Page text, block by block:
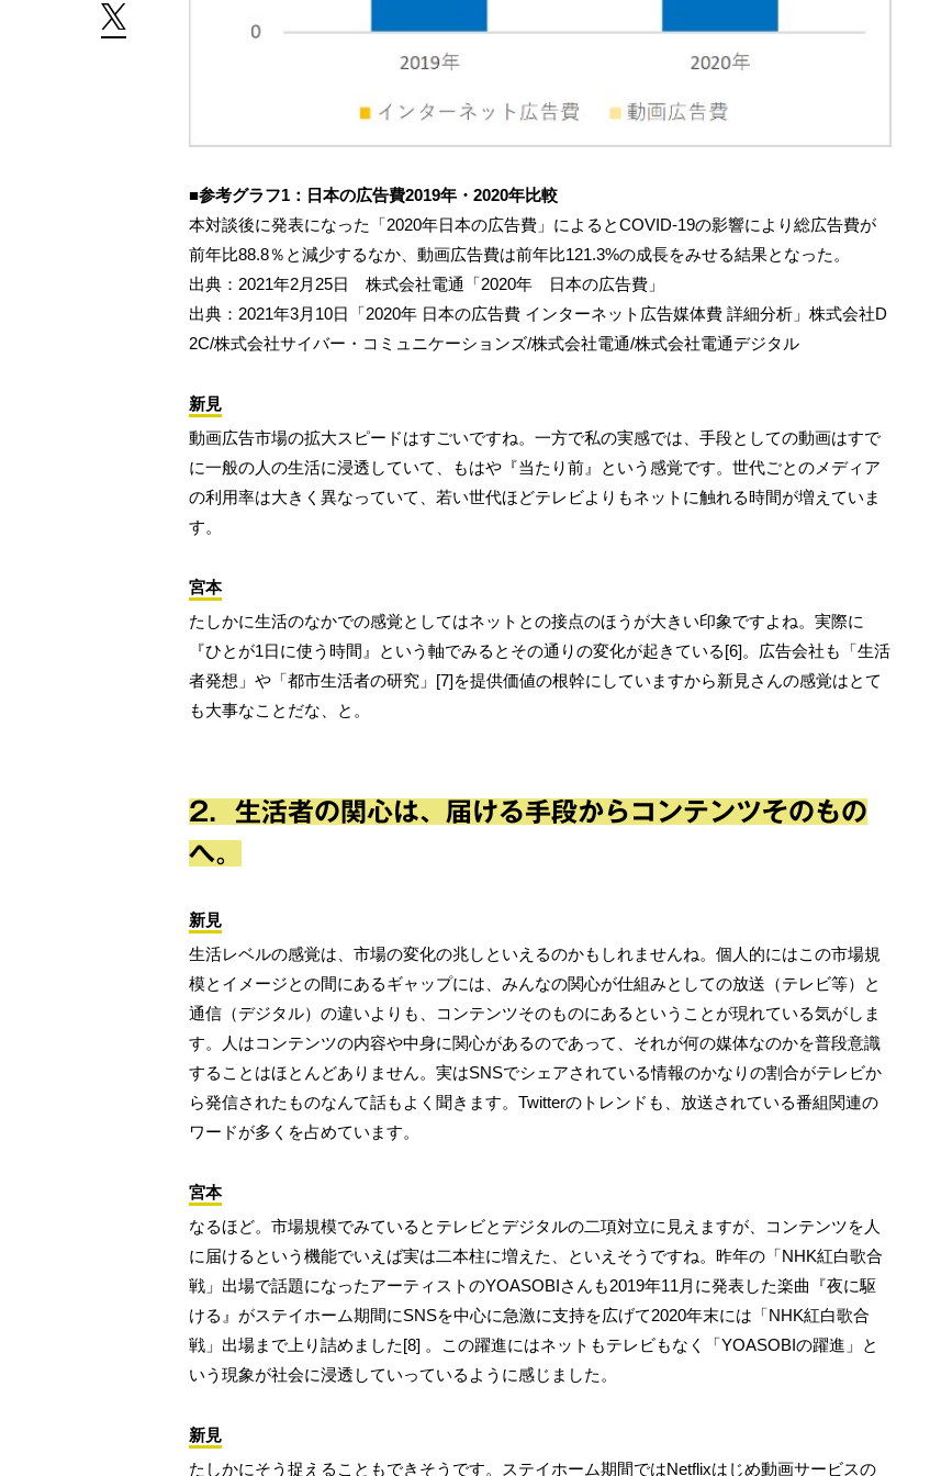
■参考グラフ1：日本の広告費2019年・2020年比較
本対談後に発表になった「2020年日本の広告費」によるとCOVID-19の影響により総広告費が
前年比88.8％と減少するなか、動画広告費は前年比121.3%の成長をみせる結果となった。
出典：2021年2月25日 株式会社電通「2020年 日本の広告費」
出典：2021年3月10日「2020年 日本の広告費 インターネット広告媒体費 詳細分析」株式会社D
2C/株式会社サイバー・コミュニケーションズ/株式会社電通/株式会社電通デジタル
新見
動画広告市場の拡大スピードはすごいですね。一方で私の実感では、手段としての動画はすで
に一般の人の生活に浸透していて、もはや『当たり前』という感覚です。世代ごとのメディア
の利用率は大きく異なっていて、若い世代ほどテレビよりもネットに触れる時間が増えていま
す。
宮本
たしかに生活のなかでの感覚としてはネットとの接点のほうが大きい印象ですよね。実際に
『ひとが1日に使う時間』という軸でみるとその通りの変化が起きている[6]。広告会社も「生活
者発想」や「都市生活者の研究」[7]を提供価値の根幹にしていますから新見さんの感覚はとて
も大事なことだな、と。
2．生活者の関心は、届ける手段からコンテンツそのもの
へ。
新見
生活レベルの感覚は、市場の変化の兆しといえるのかもしれませんね。個人的にはこの市場規
模とイメージとの間にあるギャップには、みんなの関心が仕組みとしての放送（テレビ等）と
通信（デジタル）の違いよりも、コンテンツそのものにあるということが現れている気がしま
す。人はコンテンツの内容や中身に関心があるのであって、それが何の媒体なのかを普段意識
することはほとんどありません。実はSNSでシェアされている情報のかなりの割合がテレビか
ら発信されたものなんて話もよく聞きます。Twitterのトレンドも、放送されている番組関連の
ワードが多くを占めています。
宮本
なるほど。市場規模でみているとテレビとデジタルの二項対立に見えますが、コンテンツを人
に届けるという機能でいえば実は二本柱に増えた、といえそうですね。昨年の「NHK紅白歌合
戦」出場で話題になったアーティストのYOASOBIさんも2019年11月に発表した楽曲『夜に駆
ける』がステイホーム期間にSNSを中心に急激に支持を広げて2020年末には「NHK紅白歌合
戦」出場まで上り詰めました[8] 。この躍進にはネットもテレビもなく「YOASOBIの躍進」と
いう現象が社会に浸透していっているように感じました。
新見
たしかにそう捉えることもできそうです。ステイホーム期間ではNetflixはじめ動画サービスの